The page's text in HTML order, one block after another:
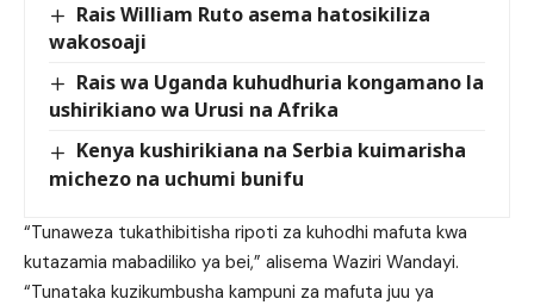
Rais William Ruto asema hatosikiliza
wakosoaji
Rais wa Uganda kuhudhuria kongamano la
ushirikiano wa Urusi na Afrika
Kenya kushirikiana na Serbia kuimarisha
michezo na uchumi bunifu
“Tunaweza tukathibitisha ripoti za kuhodhi mafuta kwa
kutazamia mabadiliko ya bei,” alisema Waziri Wandayi.
“Tunataka kuzikumbusha kampuni za mafuta juu ya